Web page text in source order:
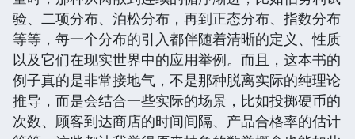
验、二项分布、泊松分布，再到正态分布、指数分布
等等，每一个分布的引入都伴随着清晰的定义、性质
以及它们在现实世界中的应用举例。而且，这本书的
例子真的是非常接地气，不是那种脱离实际的纯理论
推导，而是会结合一些实际的场景，比如投掷硬币的
次数、顾客到达商店的时间间隔、产品合格率的估计